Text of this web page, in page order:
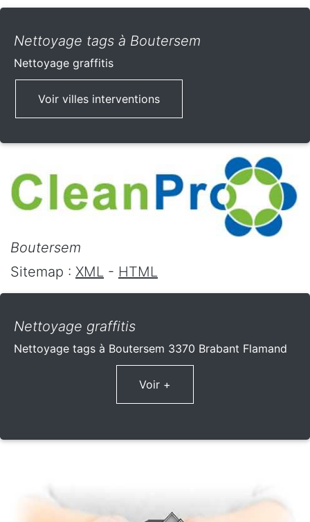
Nettoyage tags à Boutersem
Nettoyage graffitis
Voir villes interventions
Boutersem
Sitemap : XML - HTML
Nettoyage graffitis
Nettoyage tags à Boutersem 3370 Brabant Flamand
Voir +